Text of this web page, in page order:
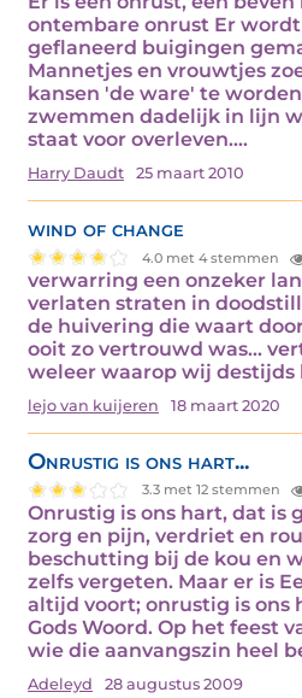
ontembare onrust Er
geflaneerd buigingen
Mannetjes en vrouwtjes
kansen 'de ware' te
zwemmen dadelijk in lijn
staat voor overleven.…
Harry Daudt 25 maart 2010
wind of change
4.0 met 4 stemmen
verwarring een onzeker
verlaten straten in
de huivering die waart
ooit zo vertrouwd was...
weleer waarop wij
lejo van kuijeren 18 maart 2020
Onrustig is ons hart...
3.3 met 12 stemmen
Onrustig is ons hart, dat is
zorg en pijn, verdriet en
beschutting bij de kou en
zelfs vergeten. Maar er is
altijd voort; onrustig is ons
Gods Woord. Op het feest
wie die aanvangszin heel
Adeleyd 28 augustus 2009